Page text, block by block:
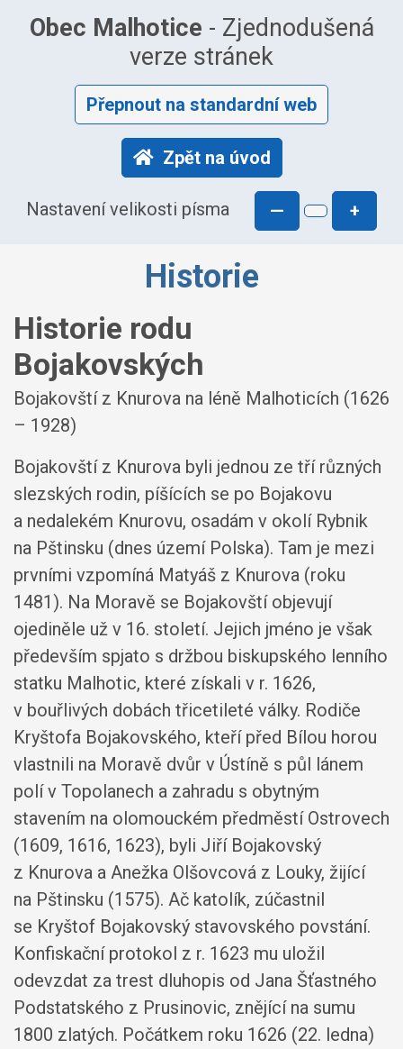
Obec Malhotice - Zjednodušená
verze stránek
Přepnout na standardní web
Zpět na úvod
Nastavení velikosti písma — +
Historie
Historie rodu
Bojakovských
Bojakovští z Knurova na léně Malhoticích (1626
– 1928)
Bojakovští z Knurova byli jednou ze tří různých
slezských rodin, píšících se po Bojakovu
a nedalekém Knurovu, osadám v okolí Rybnik
na Pštinsku (dnes území Polska). Tam je mezi
prvními vzpomíná Matyáš z Knurova (roku
1481). Na Moravě se Bojakovští objevují
ojediněle už v 16. století. Jejich jméno je však
především spjato s držbou biskupského lenního
statku Malhotic, které získali v r. 1626,
v bouřlivých dobách třicetileté války. Rodiče
Kryštofa Bojakovského, kteří před Bílou horou
vlastnili na Moravě dvůr v Ústíně s půl lánem
polí v Topolanech a zahradu s obytným
stavením na olomouckém předměstí Ostrovech
(1609, 1616, 1623), byli Jiří Bojakovský
z Knurova a Anežka Olšovcová z Louky, žijící
na Pštinsku (1575). Ač katolík, zúčastnil
se Kryštof Bojakovský stavovského povstání.
Konfiskační protokol z r. 1623 mu uložil
odevzdat za trest dluhopis od Jana Šťastného
Podstatského z Prusinovic, znějící na sumu
1800 zlatých. Počátkem roku 1626 (22. ledna)